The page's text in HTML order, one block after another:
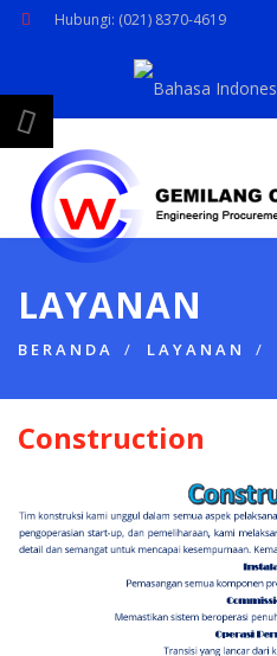
Hubungi: (021) 8370-4619
LAYANAN
BERANDA LAYANAN
Construction